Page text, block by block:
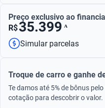
Preço exclusivo ao
R$35.399 ᴬ
Simular parcelas
Troque de carro e ganhe
Te damos até 5% de bônus
cotação para descobrir o valor.